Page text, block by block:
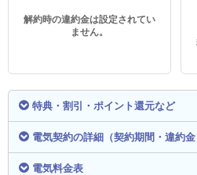
解約時の違約金は設定されてい
ません。
特典・割引・ポイント還元など
電気契約の詳細（契約期間・違約金
電気料金表